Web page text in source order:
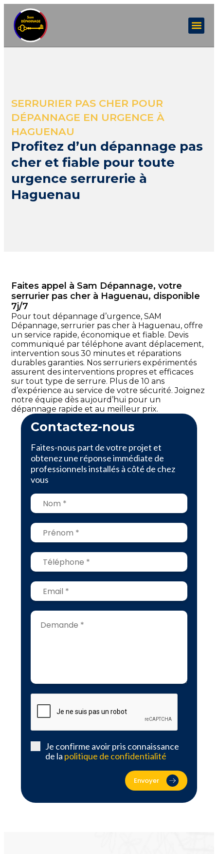
SERRURIER PAS CHER POUR
DÉPANNAGE EN URGENCE À
HAGUENAU
Profitez d’un dépannage pas
cher et fiable pour toute
urgence serrurerie à
Haguenau
Faites appel à Sam Dépannage, votre
serrurier pas cher à Haguenau, disponible
7j/7
Pour tout dépannage d’urgence, SAM
Dépannage, serrurier pas cher à Haguenau, offre
un service rapide, économique et fiable. Devis
communiqué par téléphone avant déplacement,
intervention sous 30 minutes et réparations
durables garanties. Nos serruriers expérimentés
assurent des interventions propres et efficaces
sur tout type de serrure. Plus de 10 ans
d’expérience au service de votre sécurité. Joignez
notre équipe dès aujourd’hui pour un
dépannage rapide et au meilleur prix.
Contactez-nous
Faites-nous part de votre projet et
obtenez une réponse immédiate de
professionnels installés à côté de chez
vous
Je confirme avoir pris connaissance
de la politique de confidentialité
Envoyer